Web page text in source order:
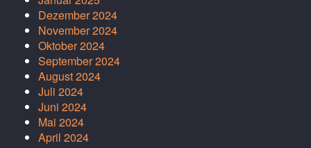
Dezember 2024
November 2024
Oktober 2024
September 2024
August 2024
Juli 2024
Juni 2024
Mai 2024
April 2024